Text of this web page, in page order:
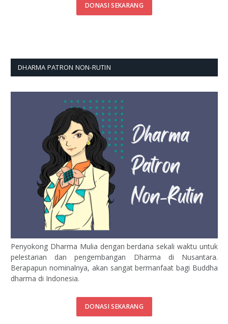
DONASI SEKARANG
DHARMA PATRON NON-RUTIN
Penyokong Dharma Mulia dengan berdana sekali waktu untuk
pelestarian dan pengembangan Dharma di Nusantara.
Berapapun nominalnya, akan sangat bermanfaat bagi Buddha
dharma di Indonesia.
DONASI SEKARANG